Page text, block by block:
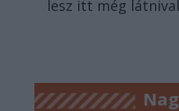
lesz itt még